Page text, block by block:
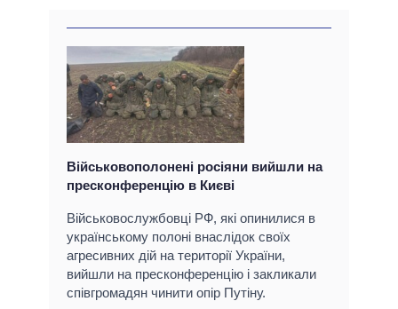
Військовополонені росіяни вийшли на
пресконференцію в Києві
Військовослужбовці РФ, які опинилися в
українському полоні внаслідок своїх
агресивних дій на території України,
вийшли на пресконференцію і закликали
співгромадян чинити опір Путіну.